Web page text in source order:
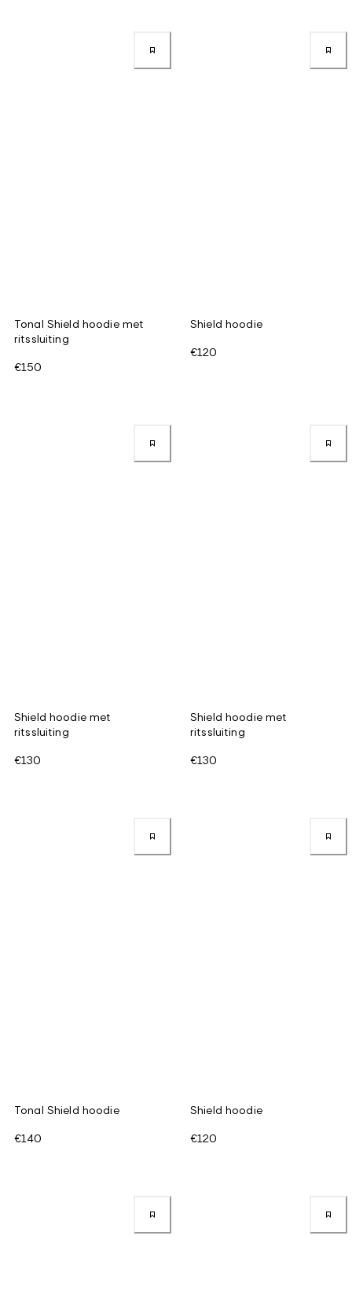
Tonal Shield hoodie met
ritssluiting
€150
Shield hoodie
€120
Shield hoodie met
ritssluiting
€130
Shield hoodie met
ritssluiting
€130
Tonal Shield hoodie
€140
Shield hoodie
€120